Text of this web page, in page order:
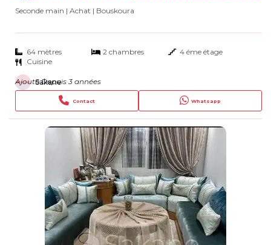
Seconde main | Achat | Bouskoura
64 mètres 2 chambres
4 éme étage
Cuisine
Sakane
Contact Whatsapp
Ajouté Depuis 3 années